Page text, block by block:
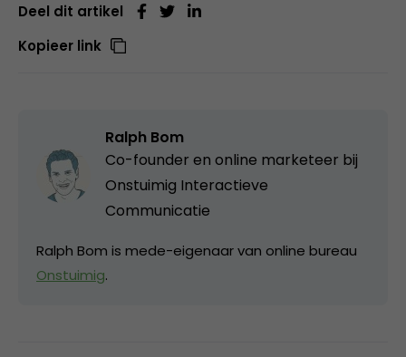
Deel dit artikel
Kopieer link
Ralph Bom
Co-founder en online marketeer bij
Onstuimig Interactieve
Communicatie
Ralph Bom is mede-eigenaar van online bureau
Onstuimig.